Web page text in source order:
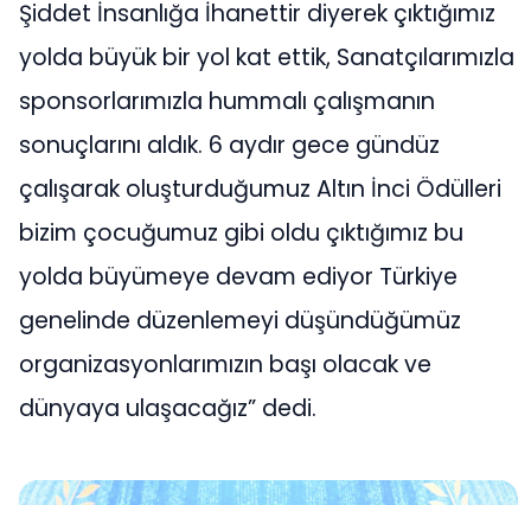
Şiddet İnsanlığa İhanettir diyerek çıktığımız
yolda büyük bir yol kat ettik, Sanatçılarımızla
sponsorlarımızla hummalı çalışmanın
sonuçlarını aldık. 6 aydır gece gündüz
çalışarak oluşturduğumuz Altın İnci Ödülleri
bizim çocuğumuz gibi oldu çıktığımız bu
yolda büyümeye devam ediyor Türkiye
genelinde düzenlemeyi düşündüğümüz
organizasyonlarımızın başı olacak ve
dünyaya ulaşacağız” dedi.